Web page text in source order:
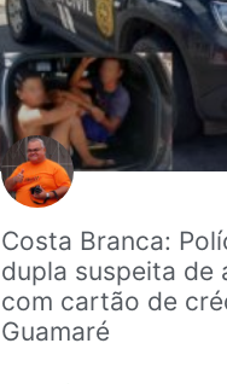
Costa Branca:
dupla suspeita de
com cartão de
Guamaré